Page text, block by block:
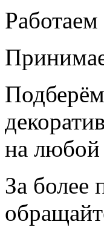
Подберём
на любой
За более